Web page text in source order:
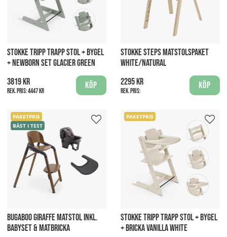
STOKKE TRIPP TRAPP STOL + BYGEL
+ NEWBORN SET GLACIER GREEN
3819 kr
Rek. pris:4447 kr
Köp
STOKKE STEPS MATSTOLSPAKET
WHITE/NATURAL
2295 kr
Rek. pris:
Köp
PAKETPRIS
BÄST I TEST
BUGABOO GIRAFFE MATSTOL INKL.
BABYSET & MATBRICKA
PAKETPRIS
STOKKE TRIPP TRAPP STOL + BYGEL
+ BRICKA VANILLA WHITE